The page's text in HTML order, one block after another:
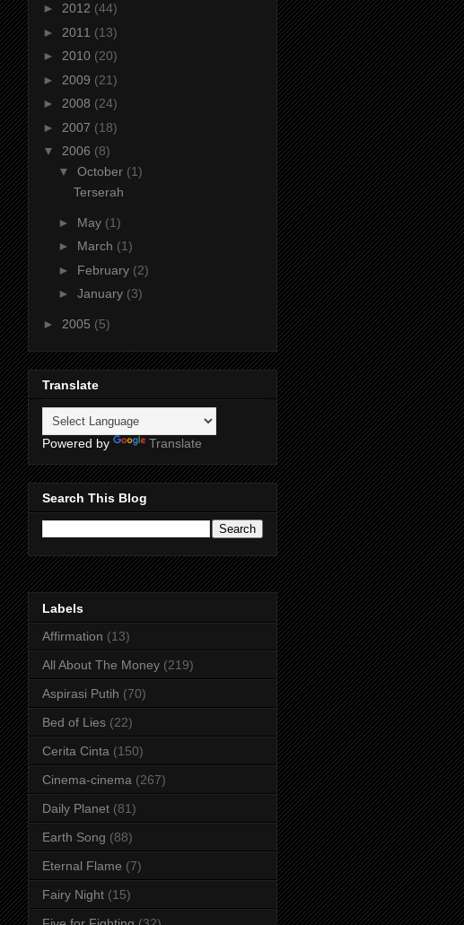
► 2012 (44)
► 2011 (13)
► 2010 (20)
► 2009 (21)
► 2008 (24)
► 2007 (18)
▼ 2006 (8)
▼ October (1)
Terserah
► May (1)
► March (1)
► February (2)
► January (3)
► 2005 (5)
Translate
Powered by Translate
Search This Blog
Labels
Affirmation (13)
All About The Money (219)
Aspirasi Putih (70)
Bed of Lies (22)
Cerita Cinta (150)
Cinema-cinema (267)
Daily Planet (81)
Earth Song (88)
Eternal Flame (7)
Fairy Night (15)